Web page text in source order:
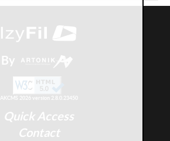
By
AKCMS 2026 version 2.8.0.23450
Quick Access
Contact